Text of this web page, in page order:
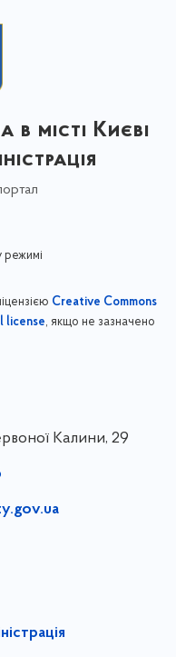
в місті Києві
режимі
Creative Commons
license, якщо не зазначено
Калини, 29